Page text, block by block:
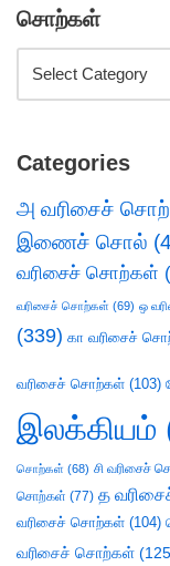
சொற்கள்
Categories
அ வரிசைச்
இணைச் சொல்
வரிசைச் சொற்கள்
வரிசைச் சொற்கள் (69) ஒ
(339) கா வரிசைச்
வரிசைச் சொற்கள் (103)
இலக்கியம்
சொற்கள் (68) சி வரிசைச்
சொற்கள் (77) த
வரிசைச் சொற்கள் (104)
வரிசைச் சொற்கள்